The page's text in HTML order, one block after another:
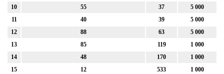
10
55 37
5 000
11
40 39
5 000
12
88 63
5 000
13
85 119
1 000
14
48 170
1 000
15
12 533
1 000